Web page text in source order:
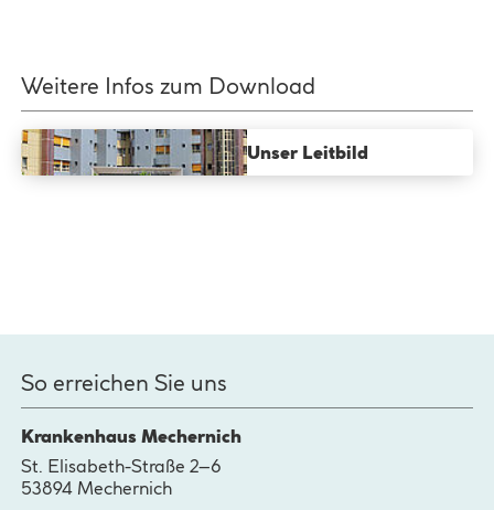
Weitere Infos zum Download
Unser Leitbild
So erreichen Sie uns
Krankenhaus Mechernich
St. Elisabeth-Straße 2–6
53894 Mechernich